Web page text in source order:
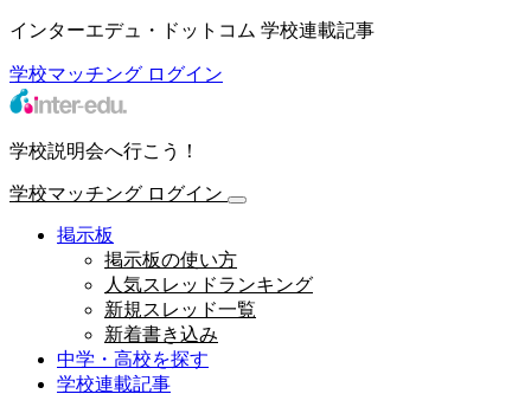
インターエデュ・ドットコム 学校連載記事
学校マッチング ログイン
学校説明会へ行こう！
学校マッチング ログイン
掲示板
掲示板の使い方
人気スレッドランキング
新規スレッド一覧
新着書き込み
中学・高校を探す
学校連載記事